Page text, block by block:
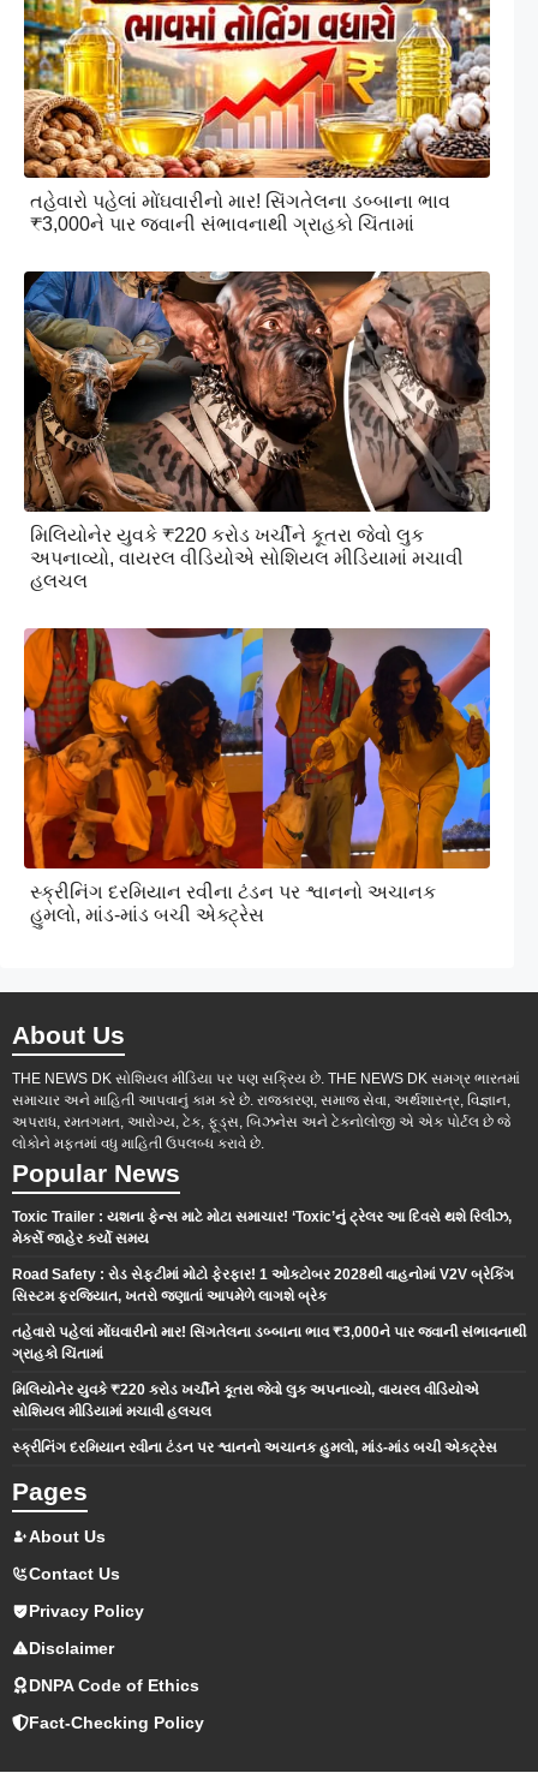
તહેવારો પહેલાં મોંઘવારીનો માર! સિંગતેલના ડબ્બાના ભાવ
₹3,000ને પાર જવાની સંભાવનાથી ગ્રાહકો ચિંતામાં
મિલિયોનેર યુવકે ₹220 કરોડ ખર્ચીને કૂતરા જેવો લુક
અપનાવ્યો, વાયરલ વીડિયોએ સોશિયલ મીડિયામાં મચાવી
હલચલ
સ્ક્રીનિંગ દરમિયાન રવીના ટંડન પર શ્વાનનો અચાનક
હુમલો, માંડ-માંડ બચી એક્ટ્રેસ
About Us
THE NEWS DK સોશિયલ મીડિયા પર પણ સક્રિય છે. THE NEWS DK સમગ્ર ભારતમાં
સમાચાર અને માહિતી આપવાનું કામ કરે છે. રાજકારણ, સમાજ સેવા, અર્થશાસ્ત્ર, વિજ્ઞાન,
અપરાધ, રમતગમત, આરોગ્ય, ટેક, ફૂડ્સ, બિઝનેસ અને ટેકનોલોજી એ એક પોર્ટલ છે જે
લોકોને મફતમાં વધુ માહિતી ઉપલબ્ધ કરાવે છે.
Popular News
Toxic Trailer : યશના ફેન્સ માટે મોટા સમાચાર! ‘Toxic’નું ટ્રેલર આ દિવસે થશે રિલીઝ,
મેકર્સે જાહેર કર્યો સમય
Road Safety : રોડ સેફ્ટીમાં મોટો ફેરફાર! 1 ઓક્ટોબર 2028થી વાહનોમાં V2V બ્રેકિંગ
સિસ્ટમ ફરજિયાત, ખતરો જણાતાં આપમેળે લાગશે બ્રેક
તહેવારો પહેલાં મોંઘવારીનો માર! સિંગતેલના ડબ્બાના ભાવ ₹3,000ને પાર જવાની સંભાવનાથી
ગ્રાહકો ચિંતામાં
મિલિયોનેર યુવકે ₹220 કરોડ ખર્ચીને કૂતરા જેવો લુક અપનાવ્યો, વાયરલ વીડિયોએ
સોશિયલ મીડિયામાં મચાવી હલચલ
સ્ક્રીનિંગ દરમિયાન રવીના ટંડન પર શ્વાનનો અચાનક હુમલો, માંડ-માંડ બચી એક્ટ્રેસ
Pages
About Us
Contact Us
Privacy Policy
Disclaimer
DNPA Code of Ethics
Fact-Checking Policy